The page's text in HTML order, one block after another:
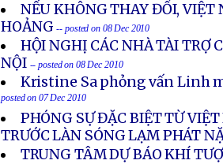
NẾU KHÔNG THAY ĐỔI, VIỆT
HOẢNG -- posted on 08 Dec 2010
HỘI NGHỊ CÁC NHÀ TÀI TRỢ
NỘI -- posted on 08 Dec 2010
Kristine Sa phỏng vấn Linh
posted on 07 Dec 2010
PHÓNG SỰ ĐẶC BIỆT TỪ
TRƯỚC LÀN SÓNG LẠM PHÁT
TRUNG TÂM DỰ BÁO KHÍ